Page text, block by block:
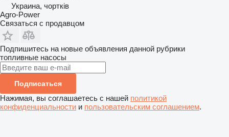
Украина, чортків
Agro-Power
Связаться с продавцом
Подпишитесь на новые объявления данной рубрики
топливные насосы
Подписаться
Нажимая, вы соглашаетесь с нашей политикой
конфиденциальности и пользовательским соглашением.